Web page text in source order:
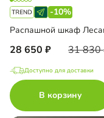
-10%
28 650 31 830
Доступно для доставки
В корзину